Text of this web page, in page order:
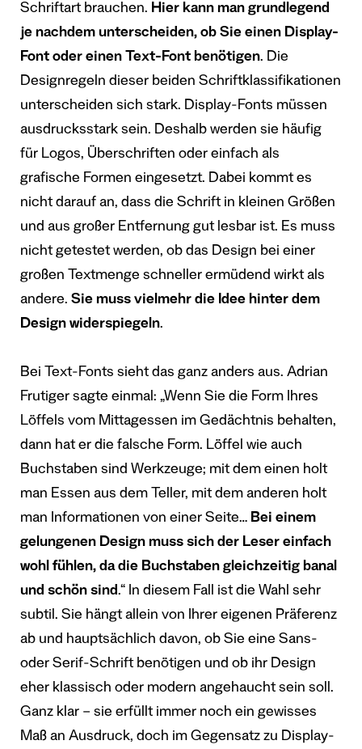
Schriftart brauchen. Hier kann man grundlegend
je nachdem unterscheiden, ob Sie einen Display-
Font oder einen Text-Font benötigen. Die
Designregeln dieser beiden Schriftklassifikationen
unterscheiden sich stark. Display-Fonts müssen
ausdrucksstark sein. Deshalb werden sie häufig
für Logos, Überschriften oder einfach als
grafische Formen eingesetzt. Dabei kommt es
nicht darauf an, dass die Schrift in kleinen Größen
und aus großer Entfernung gut lesbar ist. Es muss
nicht getestet werden, ob das Design bei einer
großen Textmenge schneller ermüdend wirkt als
andere. Sie muss vielmehr die Idee hinter dem
Design widerspiegeln.
Bei Text-Fonts sieht das ganz anders aus. Adrian
Frutiger sagte einmal: „Wenn Sie die Form Ihres
Löffels vom Mittagessen im Gedächtnis behalten,
dann hat er die falsche Form. Löffel wie auch
Buchstaben sind Werkzeuge; mit dem einen holt
man Essen aus dem Teller, mit dem anderen holt
man Informationen von einer Seite… Bei einem
gelungenen Design muss sich der Leser einfach
wohl fühlen, da die Buchstaben gleichzeitig banal
und schön sind.“ In diesem Fall ist die Wahl sehr
subtil. Sie hängt allein von Ihrer eigenen Präferenz
ab und hauptsächlich davon, ob Sie eine Sans-
oder Serif-Schrift benötigen und ob ihr Design
eher klassisch oder modern angehaucht sein soll.
Ganz klar – sie erfüllt immer noch ein gewisses
Maß an Ausdruck, doch im Gegensatz zu Display-